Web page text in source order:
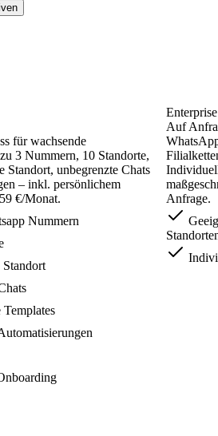
für wachsende
3 Nummern, 10 Standorte,
Standort, unbegrenzte Chats
– inkl. persönlichem
€/Monat.
Nummern
Enterprise
Auf
Anfrage.